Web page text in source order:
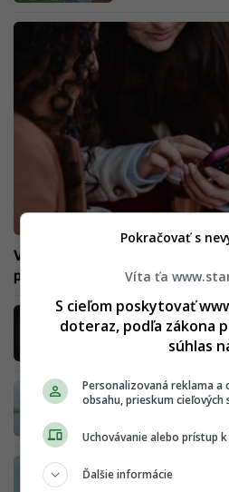
Vyskúšala som digitálny detox:
poriadku, lebo nie som aktívna
Telefóny nám
spúšťa ľuďom
Získaš lepší
produktivitu:
Víta ťa
S cieľom poskytovať
doteraz, podľa zákona
súhlas
Personalizovaná reklama a
obsahu, prieskum cieľových
Uchovávanie alebo prístup
Ďalšie informácie
Pokračovať s